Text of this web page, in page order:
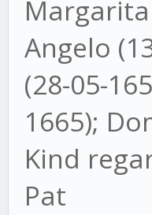
Margarita
Angelo
(28-05-
1665);
Kind
Pat